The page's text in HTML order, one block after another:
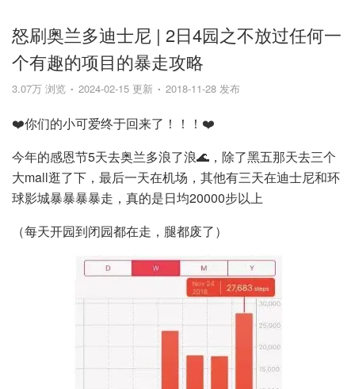
怒刷奥兰多迪士尼 | 2日4园之不放过任何一
个有趣的项目的暴走攻略
3.07万 浏览 2024-02-15 更新 2018-11-28 发布
❤️你们的小可爱终于回来了！！！❤️
今年的感恩节5天去奥兰多浪了浪🌊，除了黑五那天去三个
大mall逛了下，最后一天在机场，其他有三天在迪士尼和环
球影城暴暴暴暴走，真的是日均20000步以上
（每天开园到闭园都在走，腿都废了）